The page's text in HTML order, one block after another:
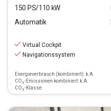
150 PS/110 kW
Automatik
Virtual Cockpit
Navigationssystem
Energieverbrauch (kombiniert): k.A.
CO₂-Emissionen kombiniert: k.A.
CO₂-Klasse: